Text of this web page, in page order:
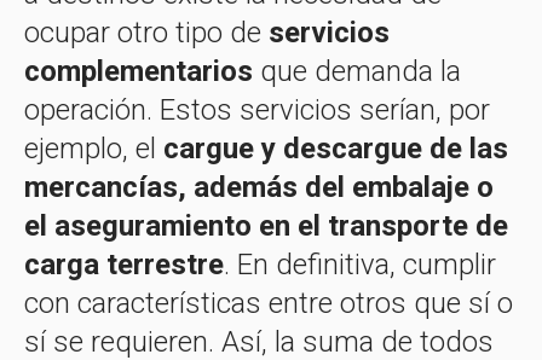
ocupar otro tipo de servicios
complementarios que demanda la
operación. Estos servicios serían, por
ejemplo, el cargue y descargue de las
mercancías, además del embalaje o
el aseguramiento en el transporte de
carga terrestre. En definitiva, cumplir
con características entre otros que sí o
sí se requieren. Así, la suma de todos